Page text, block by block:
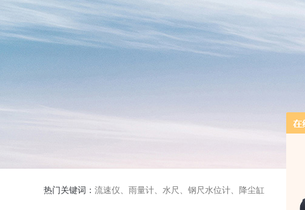
热门关键词： 流速仪、雨量计、水尺、钢尺水位计、降尘缸